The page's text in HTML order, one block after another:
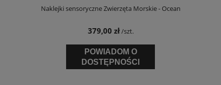
Naklejki sensoryczne Zwierzęta Morskie - Ocean
379,00 zł/szt.
POWIADOM O
DOSTĘPNOŚCI